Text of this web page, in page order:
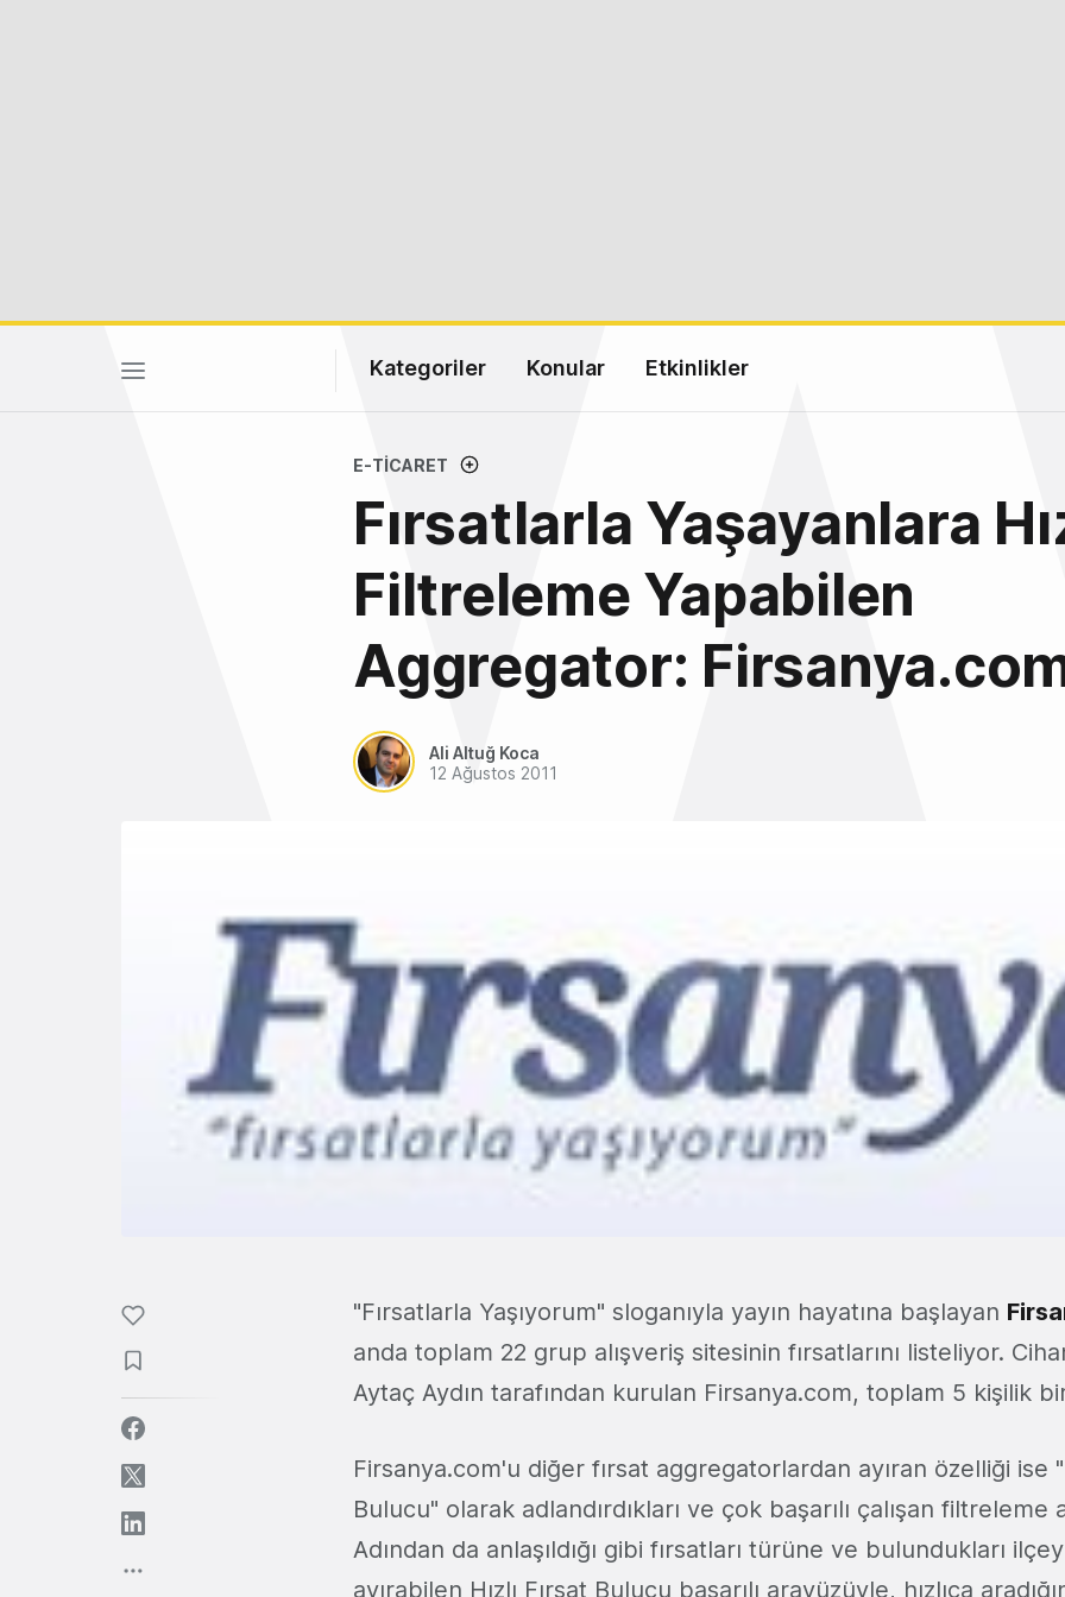
Kategoriler Konular Etkinlikler
E-TICARET
Fırsatlarla Yaşayanlara
Filtreleme Yapabilen
Aggregator:
Ali Altuğ Koca
12 Ağustos 2011
"Fırsatlarla Yaşıyorum" sloganıyla yayın hayatına başlayan
anda toplam 22 grup alışveriş sitesinin fırsatlarını listeliyor.
Aytaç Aydın tarafından kurulan Firsanya.com, toplam 5 kişilik
Firsanya.com'u diğer fırsat aggregatorlardan ayıran özelliği ise
Bulucu" olarak adlandırdıkları ve çok başarılı çalışan filtreleme
Adından da anlaşıldığı gibi fırsatları türüne ve bulundukları
ayırabilen Hızlı Fırsat Bulucu başarılı arayüzüyle, hızlıca